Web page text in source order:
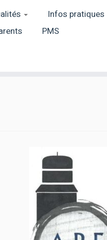
Infos pratiques
PMS